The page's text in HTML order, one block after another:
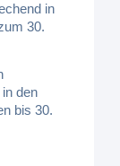
in
30.
den
bis 30.